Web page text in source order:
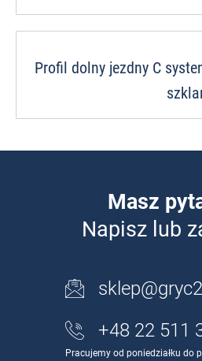
Profil dolny jezdny C
Masz
Napisz lub
+48 22 511
Pracujemy od poniedziałku do